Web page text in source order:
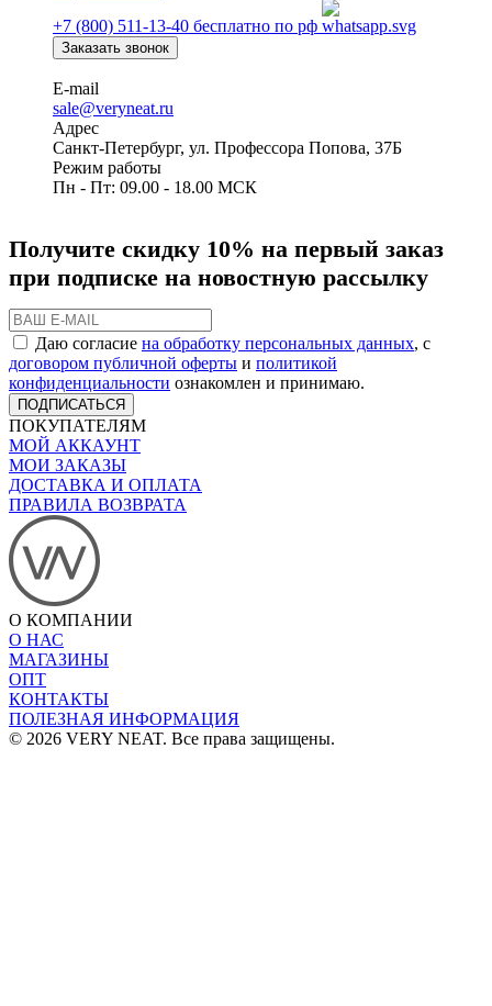
+7 (800) 511-13-40 бесплатно по рф
Заказать звонок
E-mail
sale@veryneat.ru
Адрес
Санкт-Петербург, ул. Профессора Попова, 37Б
Режим работы
Пн - Пт: 09.00 - 18.00 МСК
Получите скидку 10% на первый заказ
при подписке на новостную рассылку
Даю согласие на обработку персональных данных, с
договором публичной оферты и политикой
конфиденциальности ознакомлен и принимаю.
ПОДПИСАТЬСЯ
ПОКУПАТЕЛЯМ
МОЙ АККАУНТ
МОИ ЗАКАЗЫ
ДОСТАВКА И ОПЛАТА
ПРАВИЛА ВОЗВРАТА
О КОМПАНИИ
О НАС
МАГАЗИНЫ
ОПТ
КОНТАКТЫ
ПОЛЕЗНАЯ ИНФОРМАЦИЯ
© 2026 VERY NEAT. Все права защищены.